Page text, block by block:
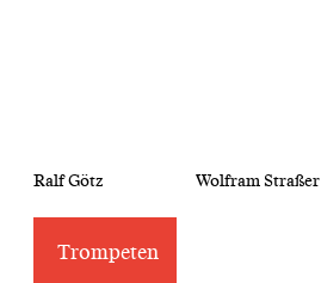
Ralf Götz Wolfram Straßer
Trompeten